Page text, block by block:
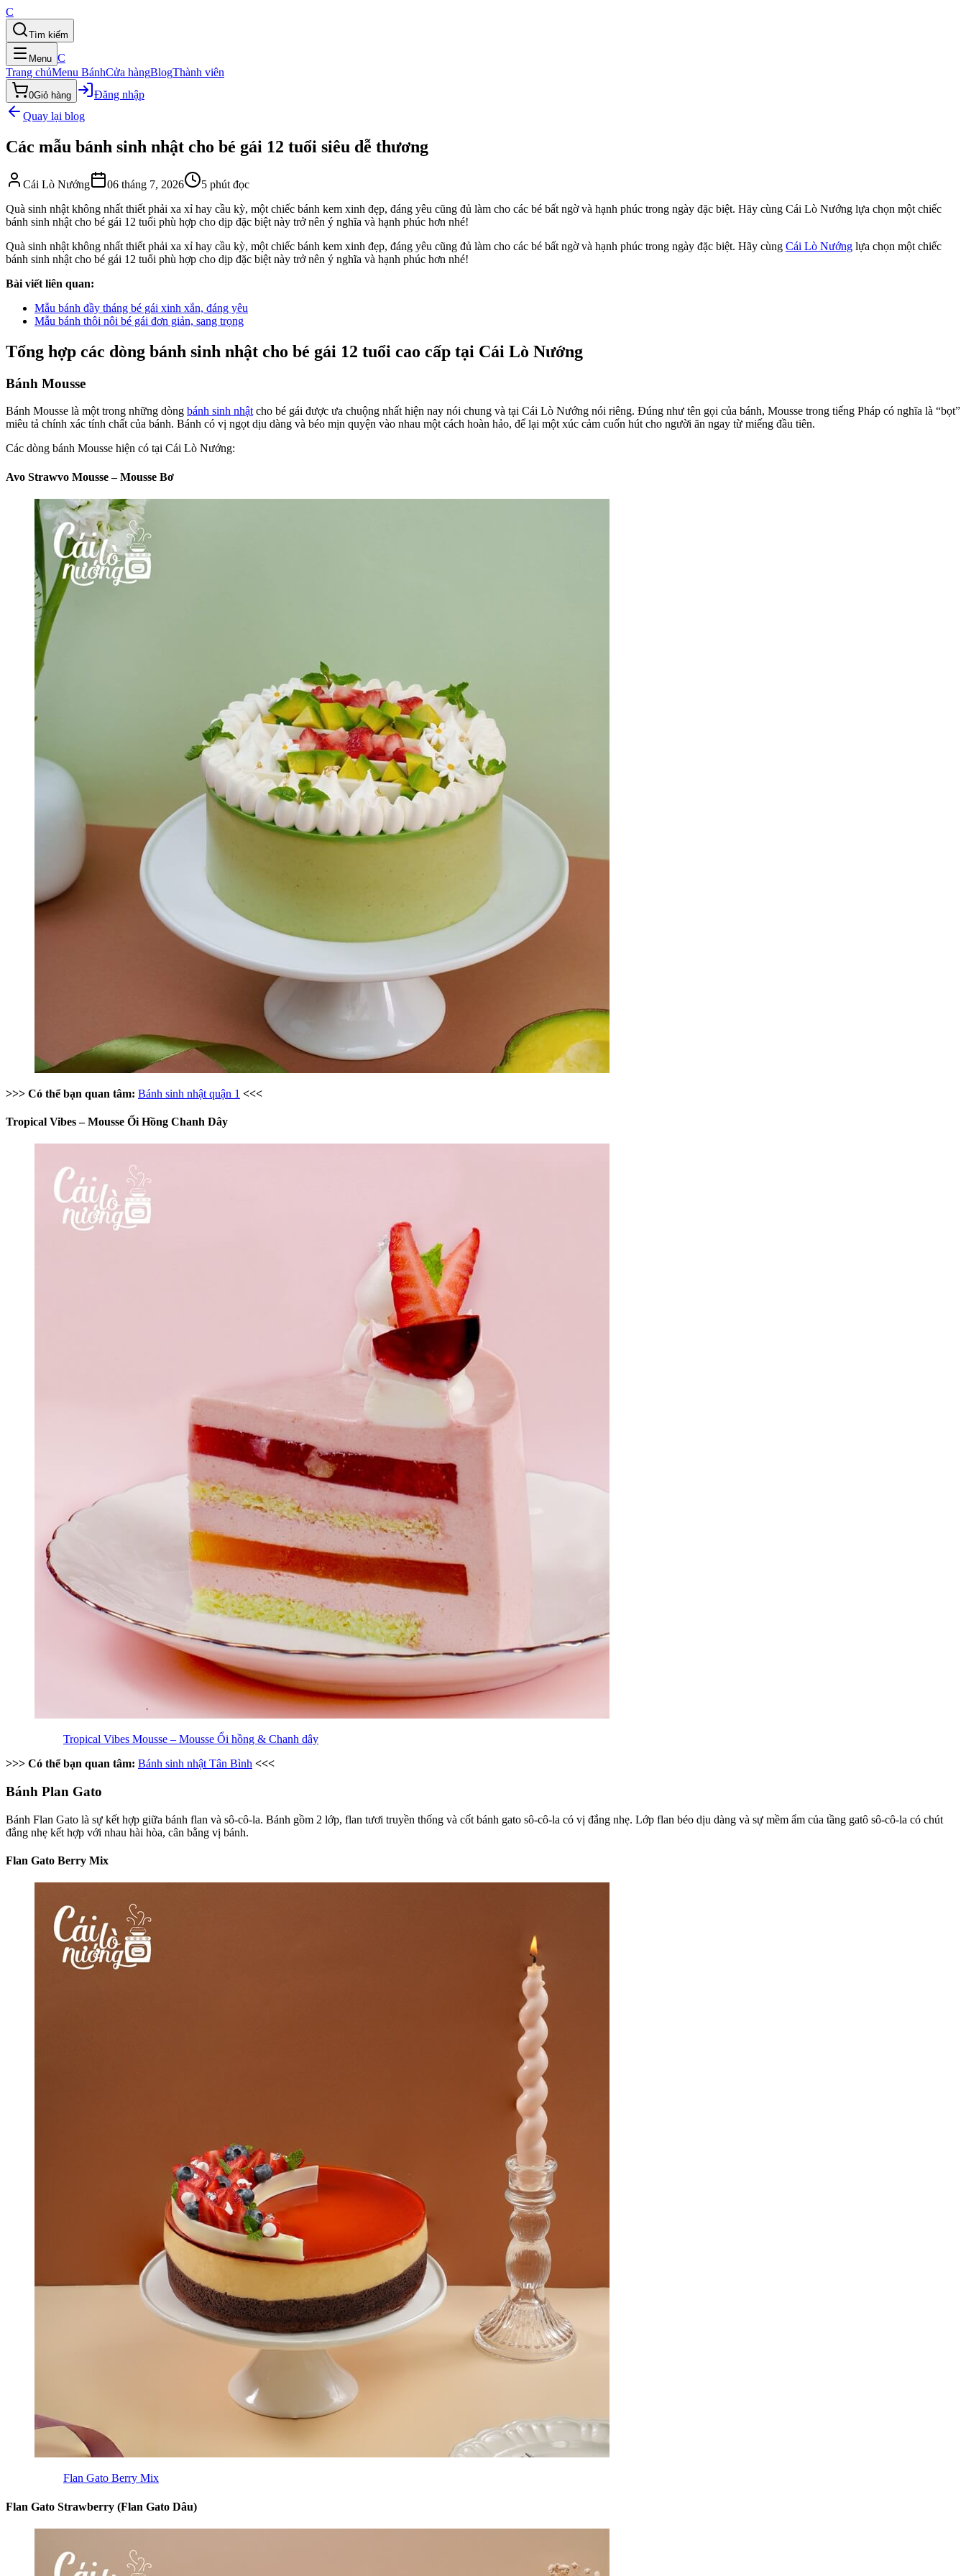
C
Tìm kiếm
Menu C
Trang chủMenu BánhCửa hàngBlogThành viên
0Giỏ hàng
Đăng nhập
Quay lại blog
Các mẫu bánh sinh nhật cho bé gái 12 tuổi siêu dễ thương
Cái Lò Nướng 06 tháng 7, 2026 5 phút đọc
Quà sinh nhật không nhất thiết phải xa xỉ hay cầu kỳ, một chiếc bánh kem xinh đẹp, đáng yêu cũng đủ làm cho các bé bất ngờ và hạnh phúc trong ngày đặc biệt. Hãy cùng Cái Lò Nướng lựa chọn một chiếc
bánh sinh nhật cho bé gái 12 tuổi phù hợp cho dịp đặc biệt này trở nên ý nghĩa và hạnh phúc hơn nhé!
Quà sinh nhật không nhất thiết phải xa xỉ hay cầu kỳ, một chiếc bánh kem xinh đẹp, đáng yêu cũng đủ làm cho các bé bất ngờ và hạnh phúc trong ngày đặc biệt. Hãy cùng Cái Lò Nướng lựa chọn một chiếc
bánh sinh nhật cho bé gái 12 tuổi phù hợp cho dịp đặc biệt này trở nên ý nghĩa và hạnh phúc hơn nhé!
Bài viết liên quan:
Mẫu bánh đầy tháng bé gái xinh xắn, đáng yêu
Mẫu bánh thôi nôi bé gái đơn giản, sang trọng
Tổng hợp các dòng bánh sinh nhật cho bé gái 12 tuổi cao cấp tại Cái Lò Nướng
Bánh Mousse
Bánh Mousse là một trong những dòng bánh sinh nhật cho bé gái được ưa chuộng nhất hiện nay nói chung và tại Cái Lò Nướng nói riêng. Đúng như tên gọi của bánh, Mousse trong tiếng Pháp có nghĩa là “bọt”
miêu tả chính xác tính chất của bánh. Bánh có vị ngọt dịu dàng và béo mịn quyện vào nhau một cách hoàn hảo, để lại một xúc cảm cuốn hút cho người ăn ngay từ miếng đầu tiên.
Các dòng bánh Mousse hiện có tại Cái Lò Nướng:
Avo Strawvo Mousse – Mousse Bơ
>>> Có thể bạn quan tâm: Bánh sinh nhật quận 1 <<<
Tropical Vibes – Mousse Ổi Hồng Chanh Dây
Tropical Vibes Mousse – Mousse Ổi hồng & Chanh dây
>>> Có thể bạn quan tâm: Bánh sinh nhật Tân Bình <<<
Bánh Plan Gato
Bánh Flan Gato là sự kết hợp giữa bánh flan và sô-cô-la. Bánh gồm 2 lớp, flan tươi truyền thống và cốt bánh gato sô-cô-la có vị đắng nhẹ. Lớp flan béo dịu dàng và sự mềm ẩm của tầng gatô sô-cô-la có chút
đắng nhẹ kết hợp với nhau hài hòa, cân bằng vị bánh.
Flan Gato Berry Mix
Flan Gato Berry Mix
Flan Gato Strawberry (Flan Gato Dâu)